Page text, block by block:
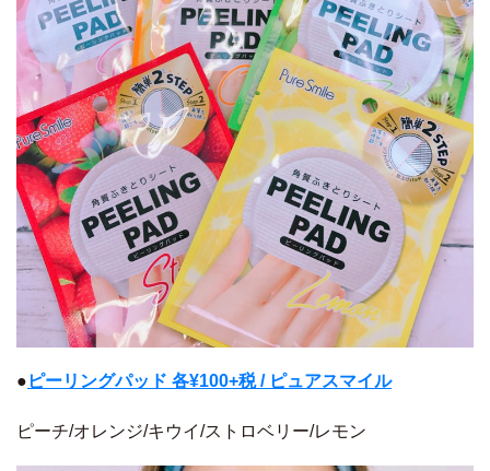
● ピーリングパッド 各¥100+税 / ピュアスマイル
ピーチ/オレンジ/キウイ/ストロベリー/レモン